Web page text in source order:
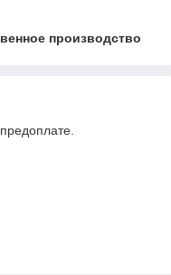
производство